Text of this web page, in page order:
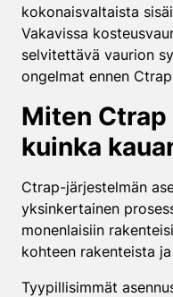
kokonaisvaltaista
Vakavissa
selvitettävä vaurion
ongelmat ennen
Miten Ctrap
kuinka
Ctrap-järjestelmän
yksinkertainen
monenlaisiin
kohteen rakenteista
Tyypillisimmät